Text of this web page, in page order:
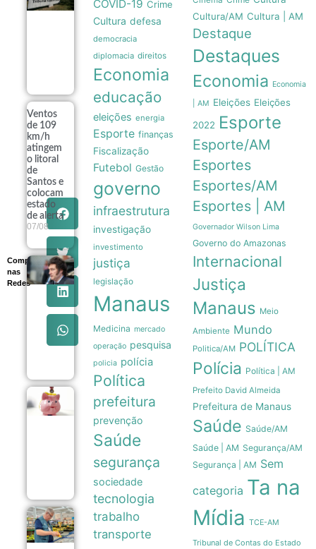
Compartilhe
nas
Redes
grupo de
assessoramento
fake news nas
eleições de
2026
07/08
Ventos
de 109
km/h
atingem
o litoral
de
Santos e
colocam
estado
de alerta
07/08
Governo
Milei recua
venda de
terras
queimadas
no Senado
07/08
Poupança
registra
saída
líquida de
R$ 7,15
em julho
07/08
Cesta
básica
COVID-19 Crime
Cultura defesa
democracia
diplomacia direitos
Economia
educação
eleições energia
Esporte finanças
Fiscalização
Futebol Gestão
governo
infraestrutura
investigação
investimento
justiça
legislação
Manaus
Medicina mercado
operação pesquisa
policia polícia
Política
prefeitura
prevenção
Saúde
segurança
sociedade
tecnologia
trabalho
transporte
Cultura/AM Cultura | AM
Destaque
Destaques
Economia Economia
| AM Eleições Eleições
2022 Esporte
Esporte/AM
Esportes
Esportes/AM
Esportes | AM
Governador Wilson Lima
Governo do Amazonas
Internacional
Justiça
Manaus Meio
Ambiente Mundo
Politica/AM POLÍTICA
Polícia Política | AM
Prefeito David Almeida
Prefeitura de Manaus
Saúde Saúde/AM
Saúde | AM Segurança/AM
Segurança | AM Sem
categoria Ta na
Mídia TCE-AM
Tribunal de Contas do Estado